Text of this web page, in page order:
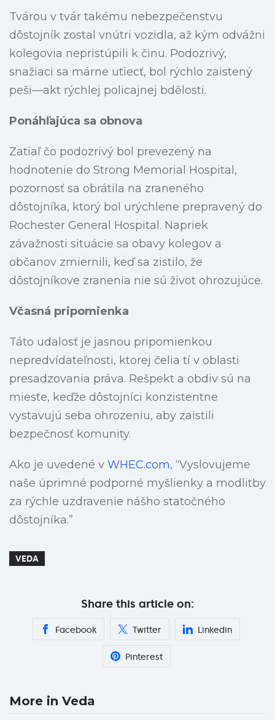
Tvárou v tvár takému nebezpečenstvu
dôstojník zostal vnútri vozidla, až kým odvážni
kolegovia nepristúpili k činu. Podozrivý,
snažiaci sa márne utiecť, bol rýchlo zaistený
peši—akt rýchlej policajnej bdělosti.
Ponáhľajúca sa obnova
Zatiaľ čo podozrivý bol prevezený na
hodnotenie do Strong Memorial Hospital,
pozornosť sa obrátila na zraneného
dôstojníka, ktorý bol urýchlene prepravený do
Rochester General Hospital. Napriek
závažnosti situácie sa obavy kolegov a
občanov zmiernili, keď sa zistilo, že
dôstojníkove zranenia nie sú život ohrozujúce.
Včasná pripomienka
Táto udalosť je jasnou pripomienkou
nepredvídateľnosti, ktorej čelia tí v oblasti
presadzovania práva. Rešpekt a obdiv sú na
mieste, keďže dôstojníci konzistentne
vystavujú seba ohrozeniu, aby zaistili
bezpečnosť komunity.
Ako je uvedené v WHEC.com, “Vyslovujeme
naše úprimné podporné myšlienky a modlitby
za rýchle uzdravenie nášho statočného
dôstojníka.”
VEDA
Share this article on:
Facebook Twitter Linkedin
Pinterest
More in Veda